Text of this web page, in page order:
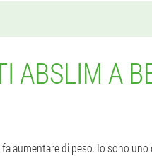
ABSLIM A
aumentare di peso. Io sono